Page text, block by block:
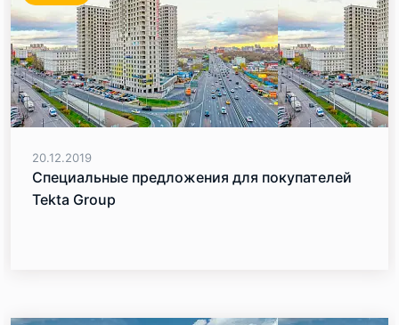
20.12.2019
Специальные предложения для покупателей
Tekta Group